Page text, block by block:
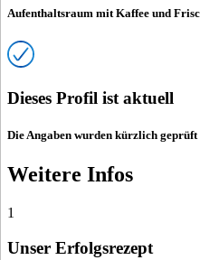
Aufenthaltsraum mit Kaffee und
Dieses Profil ist aktuell
Die Angaben wurden kürzlich geprüft
Weitere Infos
1
Unser Erfolgsrezept